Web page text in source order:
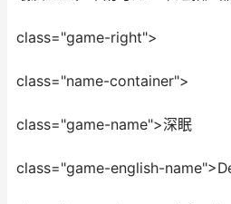
class="game-right">
class="name-container">
class="game-name">深眠
class="game-english-